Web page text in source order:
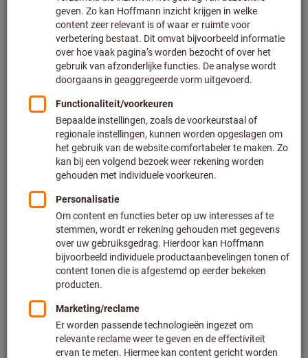
Artikelnummer: 304270
Leverbaar
11 varianten
vanaf
€ 110,00
Naar de varianten
Weldonhouder HSK-A 63 kort
Artikelnummer: 304277
Leverbaar
11 varianten
Naar de varianten